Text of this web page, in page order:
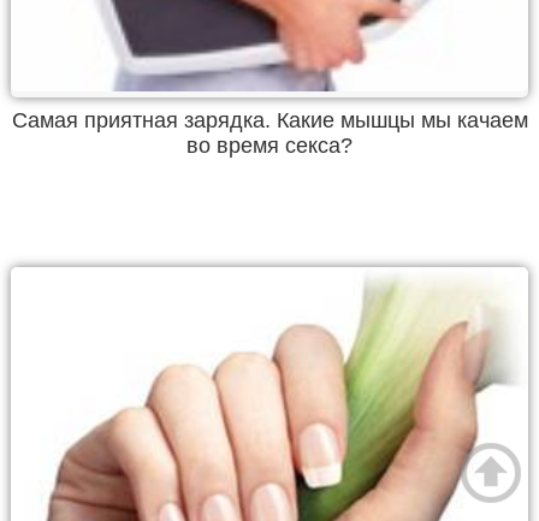
Самая приятная зарядка. Какие мышцы мы качаем
во время секса?